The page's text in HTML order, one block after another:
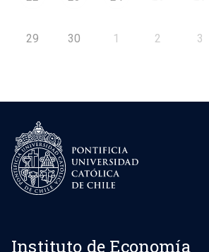
29 30 1 2 3
Instituto de Economía